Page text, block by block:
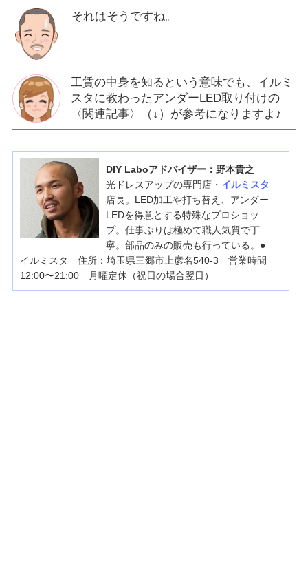
それはそうですね。
工賃の中身を知るという意味でも、イルミ
スタに教わったアンダーLED取り付けの
〈関連記事〉（↓）が参考になりますよ♪
DIY Laboアドバイザー：野本貴之
光ドレスアップの専門店・ イルミスタ
店長。LED加工や打ち替え、アンダー
LEDを得意とする特殊なプロショッ
プ。仕事ぶりは極めて職人気質で丁
寧。部品のみの販売も行っている。●
イルミスタ 住所：埼玉県三郷市上彦名540-3 営業時間
12:00〜21:00 月曜定休（祝日の場合翌日）